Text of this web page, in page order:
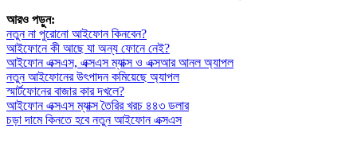
আরও পড়ুন:
নতুন না পুরোনো আইফোন কিনবেন?
আইফোনে কী আছে যা অন্য ফোনে নেই?
আইফোন এক্সএস, এক্সএস ম্যাক্স ও এক্সআর আনল অ্যাপল
নতুন আইফোনের উৎপাদন কমিয়েছে অ্যাপল
স্মার্টফোনের বাজার কার দখলে?
আইফোন এক্সএস ম্যাক্স তৈরির খরচ ৪৪৩ ডলার
চড়া দামে কিনতে হবে নতুন আইফোন এক্সএস